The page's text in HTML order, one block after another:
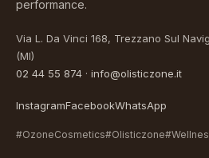
performance.
Via L. Da Vinci 168, Trezzano Sul
(MI)
02 44 55 874 · info@olisticzone.it
InstagramFacebookWhatsApp
#OzoneCosmetics#Olisticzone